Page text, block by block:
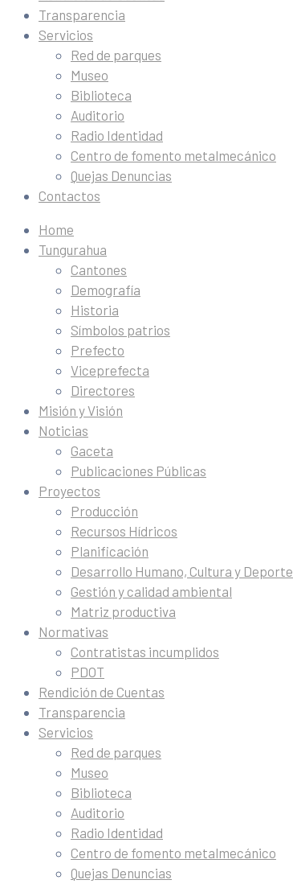
Transparencia
Servicios
Red de parques
Museo
Biblioteca
Auditorio
Radio Identidad
Centro de fomento metalmecánico
Quejas Denuncias
Contactos
Home
Tungurahua
Cantones
Demografía
Historia
Símbolos patrios
Prefecto
Viceprefecta
Directores
Misión y Visión
Noticias
Gaceta
Publicaciones Públicas
Proyectos
Producción
Recursos Hídricos
Planificación
Desarrollo Humano, Cultura y Deporte
Gestión y calidad ambiental
Matriz productiva
Normativas
Contratistas incumplidos
PDOT
Rendición de Cuentas
Transparencia
Servicios
Red de parques
Museo
Biblioteca
Auditorio
Radio Identidad
Centro de fomento metalmecánico
Quejas Denuncias